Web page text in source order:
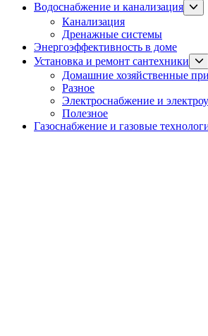
Водоснабжение и канализация
sub
Канализация
Дренажные системы
Энергоэффективность в доме
Установка и ремонт сантехники
Домашние хозяйственные
Разное
Электроснабжение и
Полезное
Газоснабжение и газовые